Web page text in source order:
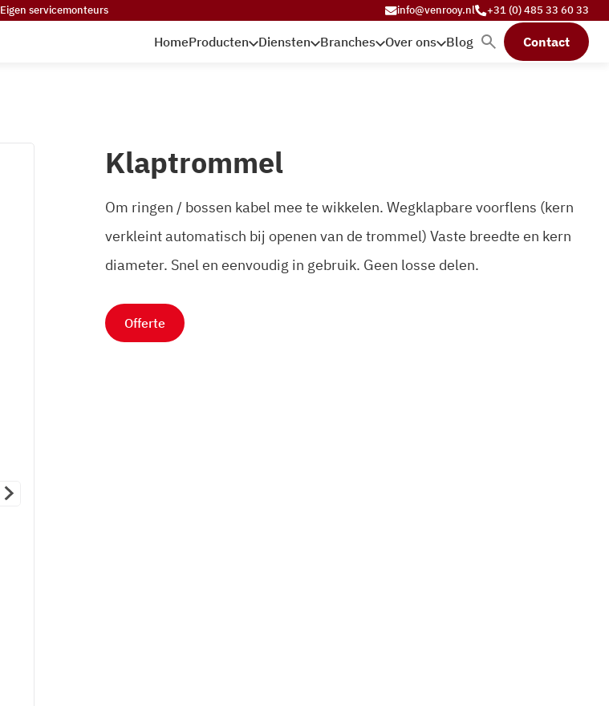
Eigen servicemonteurs info@venrooy.nl +31 (0) 485 33 60 33
HomeProducten Diensten Branches Over ons Blog Contact
Klaptrommel
Om ringen / bossen kabel mee te wikkelen. Wegklapbare voorflens (kern
verkleint automatisch bij openen van de trommel) Vaste breedte en kern
diameter. Snel en eenvoudig in gebruik. Geen losse delen.
Offerte